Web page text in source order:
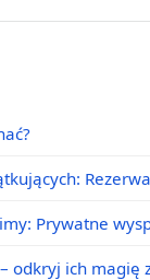
Prywatne
odkryj ich magię